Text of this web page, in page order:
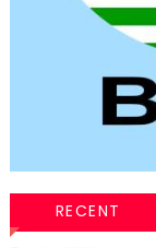
RECENT